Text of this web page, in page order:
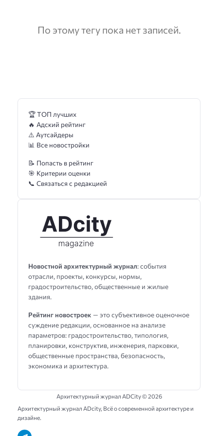
По этому тегу пока нет записей.
Новостной архитектурный журнал: события
отрасли, проекты, конкурсы, нормы,
градостроительство, общественные и жилые
здания.
Рейтинг новостроек — это субъективное оценочное
суждение редакции, основанное на анализе
параметров: градостроительство, типология,
планировки, конструктив, инженерия, парковки,
общественные пространства, безопасность,
экономика и архитектура.
🏆 ТОП лучших
🔥 Адский рейтинг
⚠️ Аутсайдеры
📊 Все новостройки
📝 Попасть в рейтинг
🎯 Критерии оценки
📞 Связаться с редакцией
Архитектурный журнал ADCity ©2026
Архитектурный журнал ADсity, Всё о современной архитектуре и
дизайне.